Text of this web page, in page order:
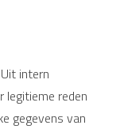
intern
legitieme reden
gegevens van